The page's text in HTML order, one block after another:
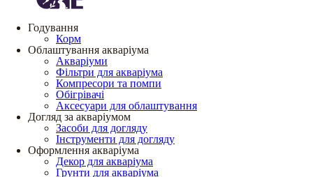
Годування
Корм
Облаштування акваріума
Акваріуми
Фільтри для акваріума
Компресори та помпи
Обігрівачі
Аксесуари для облаштування
Догляд за акваріумом
Засоби для догляду
Інструменти для догляду
Оформлення акваріума
Декор для акваріума
Грунти для акваріума